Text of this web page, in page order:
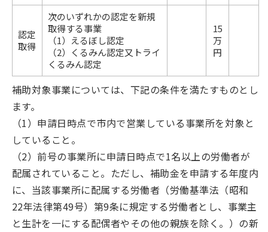
認定
取得
次のいずれかの認定を新規
取得する事業
（1）えるぼし認定
（2）くるみん認定又トライ
くるみん認定
15
万
円
補助対象事業については、下記の条件を満たすものとし
ます。
（1）申請日時点で市内で営業している事業所を対象と
していること。
（2）前号の事業所に申請日時点で1名以上の労働者が
配属されていること。ただし、補助金を申請する年度内
に、当該事業所に配属する労働者（労働基準法（昭和
22年法律第49号）第9条に規定する労働者とし、事業主
と生計を一にする配偶者やその他の親族を除く。）の新